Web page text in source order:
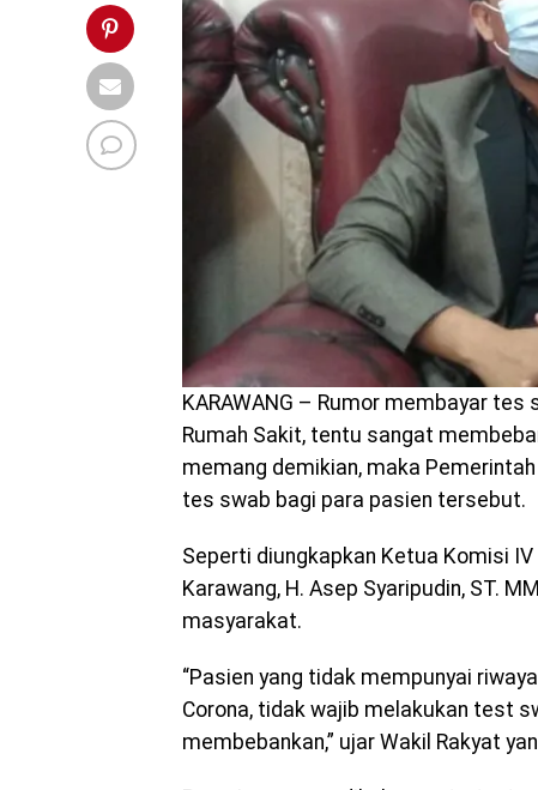
KARAWANG – Rumor membayar
Rumah Sakit, tentu sangat
memang demikian, maka
tes swab bagi para pasien tersebut.
Seperti diungkapkan Ketua Komisi IV
Karawang, H. Asep Syaripudin, ST.
masyarakat.
“Pasien yang tidak mempunyai
Corona, tidak wajib melakukan test
membebankan,” ujar Wakil Rakyat